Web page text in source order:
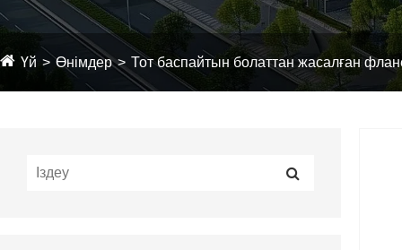
Үй Өнімдер Тот баспайтын болаттан жасалған